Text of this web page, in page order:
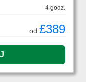
4 godz.
od £389